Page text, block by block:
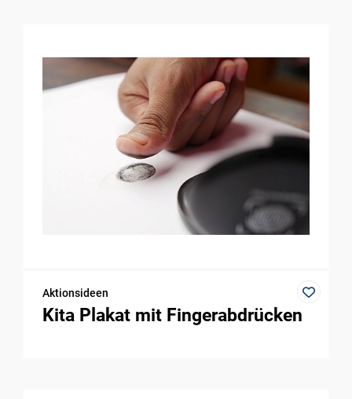
Aktionsideen
Kita Plakat mit Fingerabdrücken